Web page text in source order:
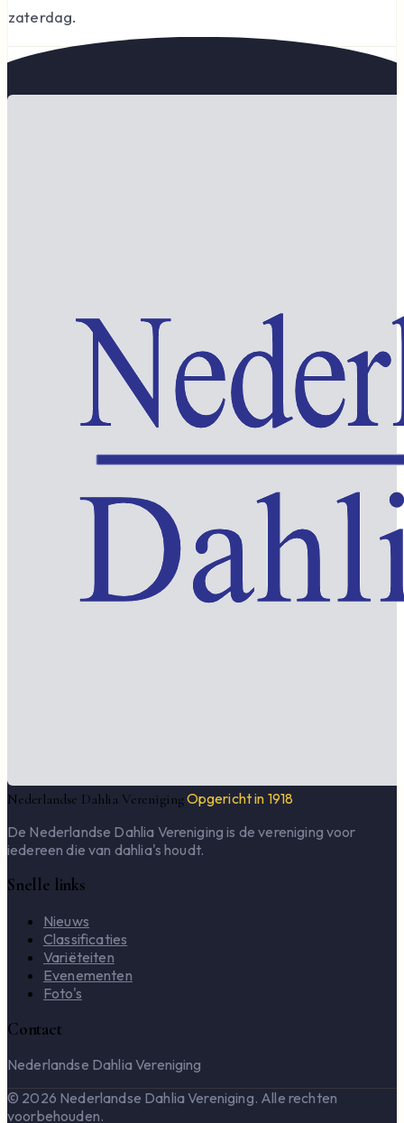
zaterdag.
Nederlandse Dahlia VerenigingOpgericht in 1918
De Nederlandse Dahlia Vereniging is de vereniging voor
iedereen die van dahlia's houdt.
Snelle links
Nieuws
Classificaties
Variëteiten
Evenementen
Foto's
Contact
Nederlandse Dahlia Vereniging
© 2026 Nederlandse Dahlia Vereniging. Alle rechten
voorbehouden.